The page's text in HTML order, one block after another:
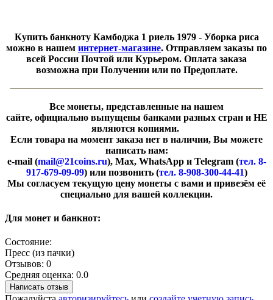
Купить банкноту Камбоджа 1 риель 1979 - Уборка риса
можно в нашем интернет-магазине. Отправляем заказы по
всей России Почтой или Курьером. Оплата заказа
возможна при Получении или по Предоплате.
Все монеты, представленные на нашем
сайте, официально выпущены банками разных стран и НЕ
являются копиями.
Если товара на момент заказа нет в наличии, Вы можете
написать нам:
e-mail (mail@21coins.ru), Max, WhatsApp и Telegram (тел. 8-
917-679-09-09) или позвонить (тел. 8-908-300-44-41)
​Мы согласуем текущую цену монеты с вами и привезём её
специально для вашей коллекции.
Для монет и банкнот:
Состояние:
Пресс (из пачки)
Отзывов: 0
Средняя оценка: 0.0
Написать отзыв